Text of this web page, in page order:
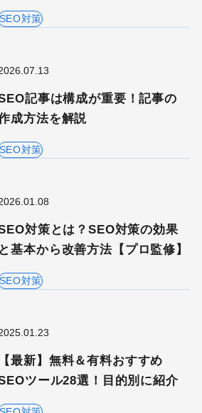
ディア
ディスプレイ広告
ーク
ホワイトペーパー
リスティング広告
ト
対策
記事は構成が重要！記事の
成方法を解説
対策
対策とは？SEO対策の効果
と基本から改善方法【プロ監修】
対策
【最新】無料＆有料おすすめ
ツール28選！目的別に紹介